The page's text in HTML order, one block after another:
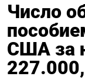
Число
США за